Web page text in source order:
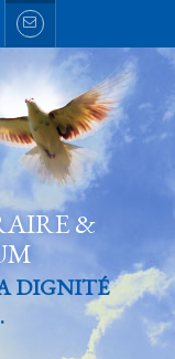
&
DIGNITÉ